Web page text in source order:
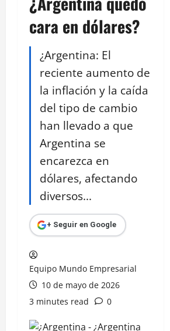
cara en dólares?
¿Argentina: El
reciente aumento de
la inflación y la caída
del tipo de cambio
han llevado a que
Argentina se
encarezca en
dólares, afectando
diversos...
+ Seguir en Google
Equipo Mundo Empresarial
10 de mayo de 2026
3 minutes read
0